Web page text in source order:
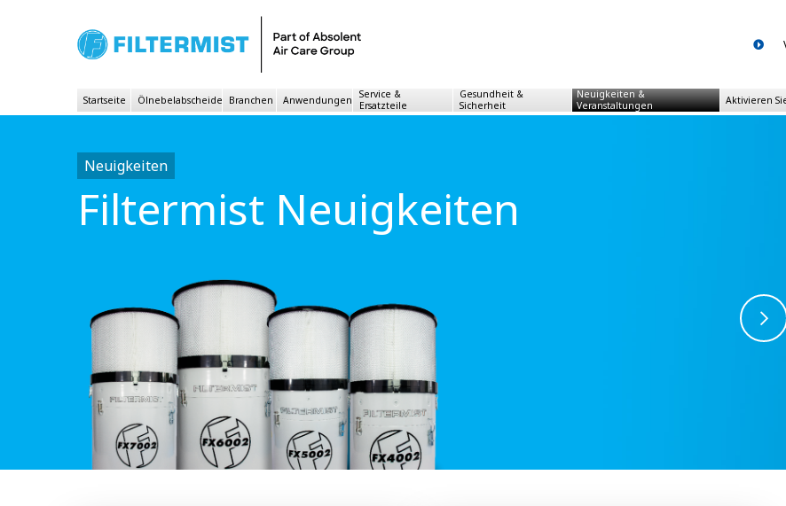
Startseite Ölnebelabscheider Branchen Anwendungen Service &
Ersatzteile
Gesundheit &
Sicherheit
Neuigkeiten &
Veranstaltungen
Aktivieren
Neuigkeiten
Filtermist Neuigkeiten